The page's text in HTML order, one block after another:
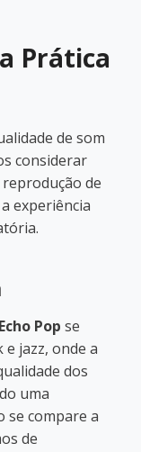
Prática
de som
considerar
de
experiência
Echo Pop se
jazz, onde a
dos
uma
se compare a
de